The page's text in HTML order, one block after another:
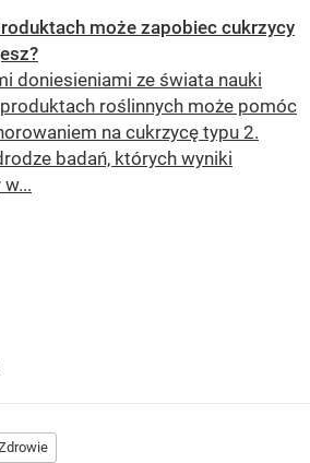
może zapobiec cukrzycy
doniesieniami ze świata nauki
roślinnych może pomóc
na cukrzycę typu 2.
badań, których wyniki